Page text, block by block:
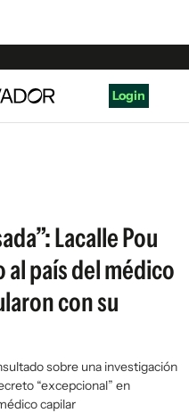
Login
Lacalle Pou
país del médico
con su
sobre una investigación
“excepcional” en
capilar